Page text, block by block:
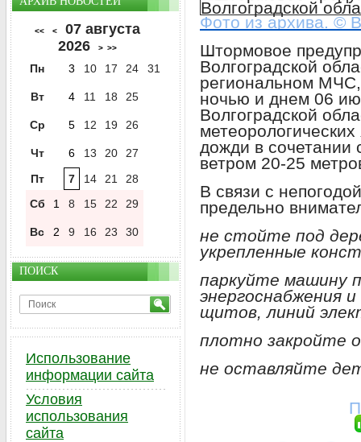
Фото из архива. ©
Штормовое
Волгоградской
региональном
ночью и днем 06
Волгоградской
дожди в сочетании
ветром 20-25
В связи с
предельно
не стойте под
укрепленные
паркуйте машину
энергоснабжения
щитов, линий
плотно закройте
не оставляйте
<< <
07 августа
2026
> >>
Пн 3 10 17 24 31
Вт 4 11 18 25
Ср 5 12 19 26
Чт 6 13 20
27
Пт
7 14 21
28
Сб
1 8 15 22 29
Вс 2 9 16 23 30
ПОИСК
Использование
информации сайта
Условия
использования
сайта